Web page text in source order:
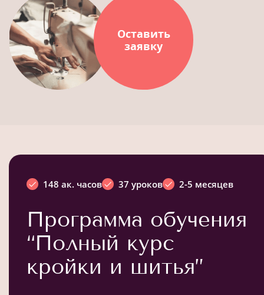
Оставить
заявку
148 ак. часов 37 уроков 2-5 месяцев
Программа обучения
“Полный курс
кройки и шитья”